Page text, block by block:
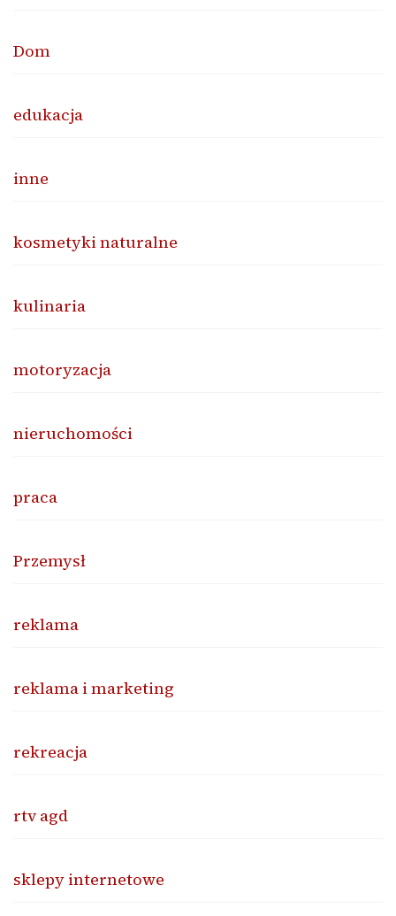
Dom
edukacja
inne
kosmetyki naturalne
kulinaria
motoryzacja
nieruchomości
praca
Przemysł
reklama
reklama i marketing
rekreacja
rtv agd
sklepy internetowe